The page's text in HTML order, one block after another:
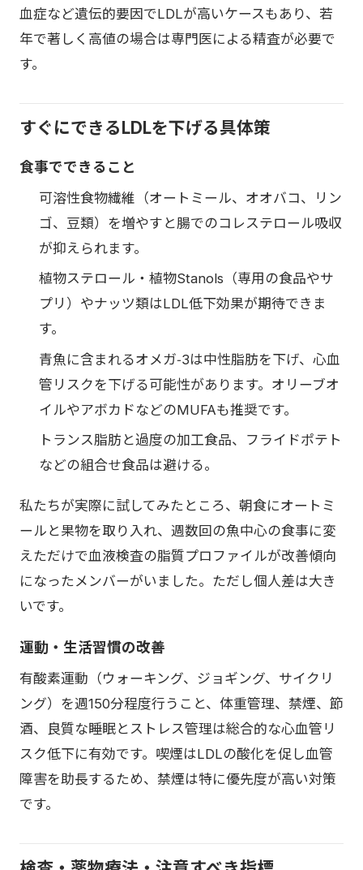
血症など遺伝的要因でLDLが高いケースもあり、若
年で著しく高値の場合は専門医による精査が必要で
す。
すぐにできるLDLを下げる具体策
食事でできること
可溶性食物繊維（オートミール、オオバコ、リン
ゴ、豆類）を増やすと腸でのコレステロール吸収
が抑えられます。
植物ステロール・植物Stanols（専用の食品やサ
プリ）やナッツ類はLDL低下効果が期待できま
す。
青魚に含まれるオメガ‑3は中性脂肪を下げ、心血
管リスクを下げる可能性があります。オリーブオ
イルやアボカドなどのMUFAも推奨です。
トランス脂肪と過度の加工食品、フライドポテト
などの組合せ食品は避ける。
私たちが実際に試してみたところ、朝食にオートミ
ールと果物を取り入れ、週数回の魚中心の食事に変
えただけで血液検査の脂質プロファイルが改善傾向
になったメンバーがいました。ただし個人差は大き
いです。
運動・生活習慣の改善
有酸素運動（ウォーキング、ジョギング、サイクリ
ング）を週150分程度行うこと、体重管理、禁煙、節
酒、良質な睡眠とストレス管理は総合的な心血管リ
スク低下に有効です。喫煙はLDLの酸化を促し血管
障害を助長するため、禁煙は特に優先度が高い対策
です。